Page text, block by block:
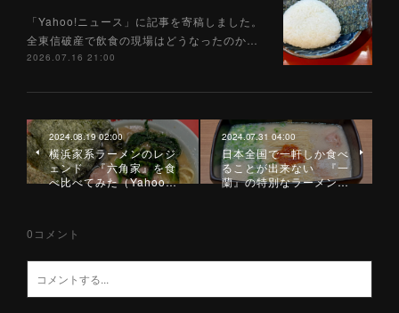
「Yahoo!ニュース」に記事を寄稿しました。
全東信破産で飲食の現場はどうなったのか…
2026.07.16 21:00
2024.08.19 02:00
横浜家系ラーメンのレジ
ェンド 『六角家』を食
べ比べてみた（Yahoo…
2024.07.31 04:00
日本全国で一軒しか食べ
ることが出来ない 『一
蘭』の特別なラーメン…
0 コメント